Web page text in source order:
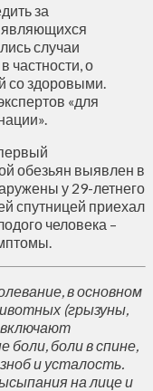
за
являющихся
случаи
частности, о
со здоровыми.
«для
обезьян выявлен в
у 29-летнего
спутницей приехал
человека –
в основном
(грызуны,
боли, боли в спине,
и усталость.
на лице и